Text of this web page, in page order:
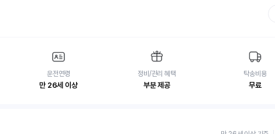
운전연령
만 26세 이상
정비/관리 혜택
부분 제공
탁송비용
무료